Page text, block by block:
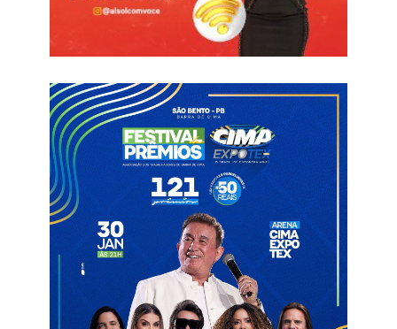
técnico de diversos clubes paraibanos, como Auto Esporte-PB,
Atlético-PB, Nacional de Patos, São Paulo Crystal e Sousa,
alcançando as quartas de final do Campeonato Paraibano em
quatro ocasiões. Na última temporada, o treinador comandou
o Atlético-CE na disputa da Série D do Brasileirão.
O clube sertanejo também se prepara para divulgar nos
próximos dias os nomes dos jogadores e dos membros da
comissão técnica que comporão o elenco da agremiação da
cidade de Pombal para a disputa do Campeonato Paraibano de
Informações com Globo Esporte PB